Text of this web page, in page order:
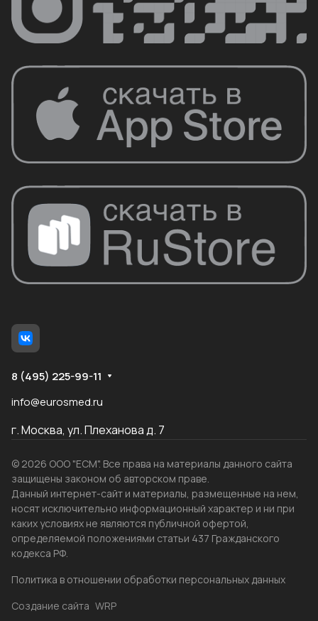
8 (495) 225-99-11
info@eurosmed.ru
г. Москва, ул. Плеханова д. 7
© 2026 ООО "ЕСМ". Все права на материалы данного сайта
защищены законом об авторском праве.
Данный интернет-сайт и материалы, размещенные на нем,
носят исключительно информационный характер и ни при
каких условиях не являются публичной офертой,
определяемой положениями статьи 437 Гражданского
кодекса РФ.
Политика в отношении обработки персональных данных
Создание сайта WRP